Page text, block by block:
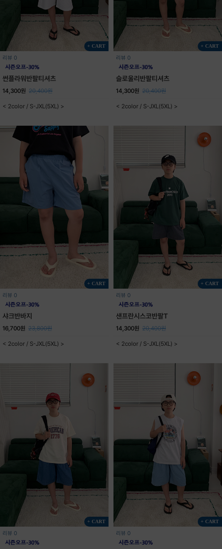
+ CART
리뷰 0
썬플라워반팔티셔츠
14,300원 20,400원
< 2color / S-JXL(5XL) >
+ CART
리뷰 0
슬로울리반팔티셔츠
14,300원 20,400원
< 2color / S-JXL(5XL) >
+ CART
리뷰 0
샤크반바지
16,700원 23,800원
< 2color / S-JXL(5XL) >
+ CART
리뷰 0
샌프란시스코반팔T
14,300원 20,400원
< 2color / S-JXL(5XL) >
+ CART
리뷰 0
+ CART
리뷰 0